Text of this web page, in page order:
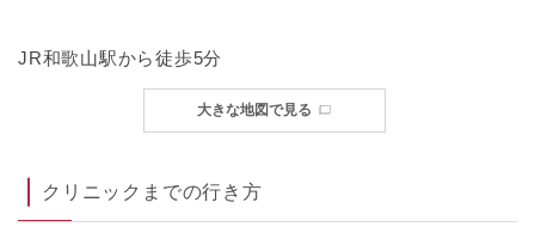
JR和歌山駅から徒歩5分
大きな地図で見る
クリニックまでの行き方